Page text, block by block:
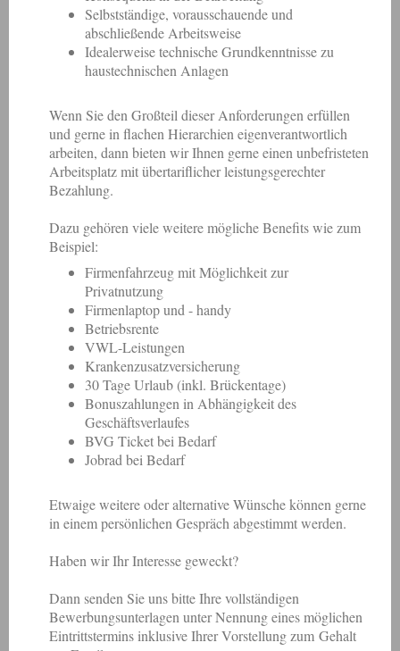
Selbstständige, vorausschauende und
abschließende Arbeitsweise
Idealerweise technische Grundkenntnisse zu
haustechnischen Anlagen
Wenn Sie den Großteil dieser Anforderungen erfüllen
und gerne in flachen Hierarchien eigenverantwortlich
arbeiten, dann bieten wir Ihnen gerne einen unbefristeten
Arbeitsplatz mit übertariflicher leistungsgerechter
Bezahlung.
Dazu gehören viele weitere mögliche Benefits wie zum
Beispiel:
Firmenfahrzeug mit Möglichkeit zur
Privatnutzung
Firmenlaptop und - handy
Betriebsrente
VWL-Leistungen
Krankenzusatzversicherung
30 Tage Urlaub (inkl. Brückentage)
Bonuszahlungen in Abhängigkeit des
Geschäftsverlaufes
BVG Ticket bei Bedarf
Jobrad bei Bedarf
Etwaige weitere oder alternative Wünsche können gerne
in einem persönlichen Gespräch abgestimmt werden.
Haben wir Ihr Interesse geweckt?
Dann senden Sie uns bitte Ihre vollständigen
Bewerbungsunterlagen unter Nennung eines möglichen
Eintrittstermins inklusive Ihrer Vorstellung zum Gehalt